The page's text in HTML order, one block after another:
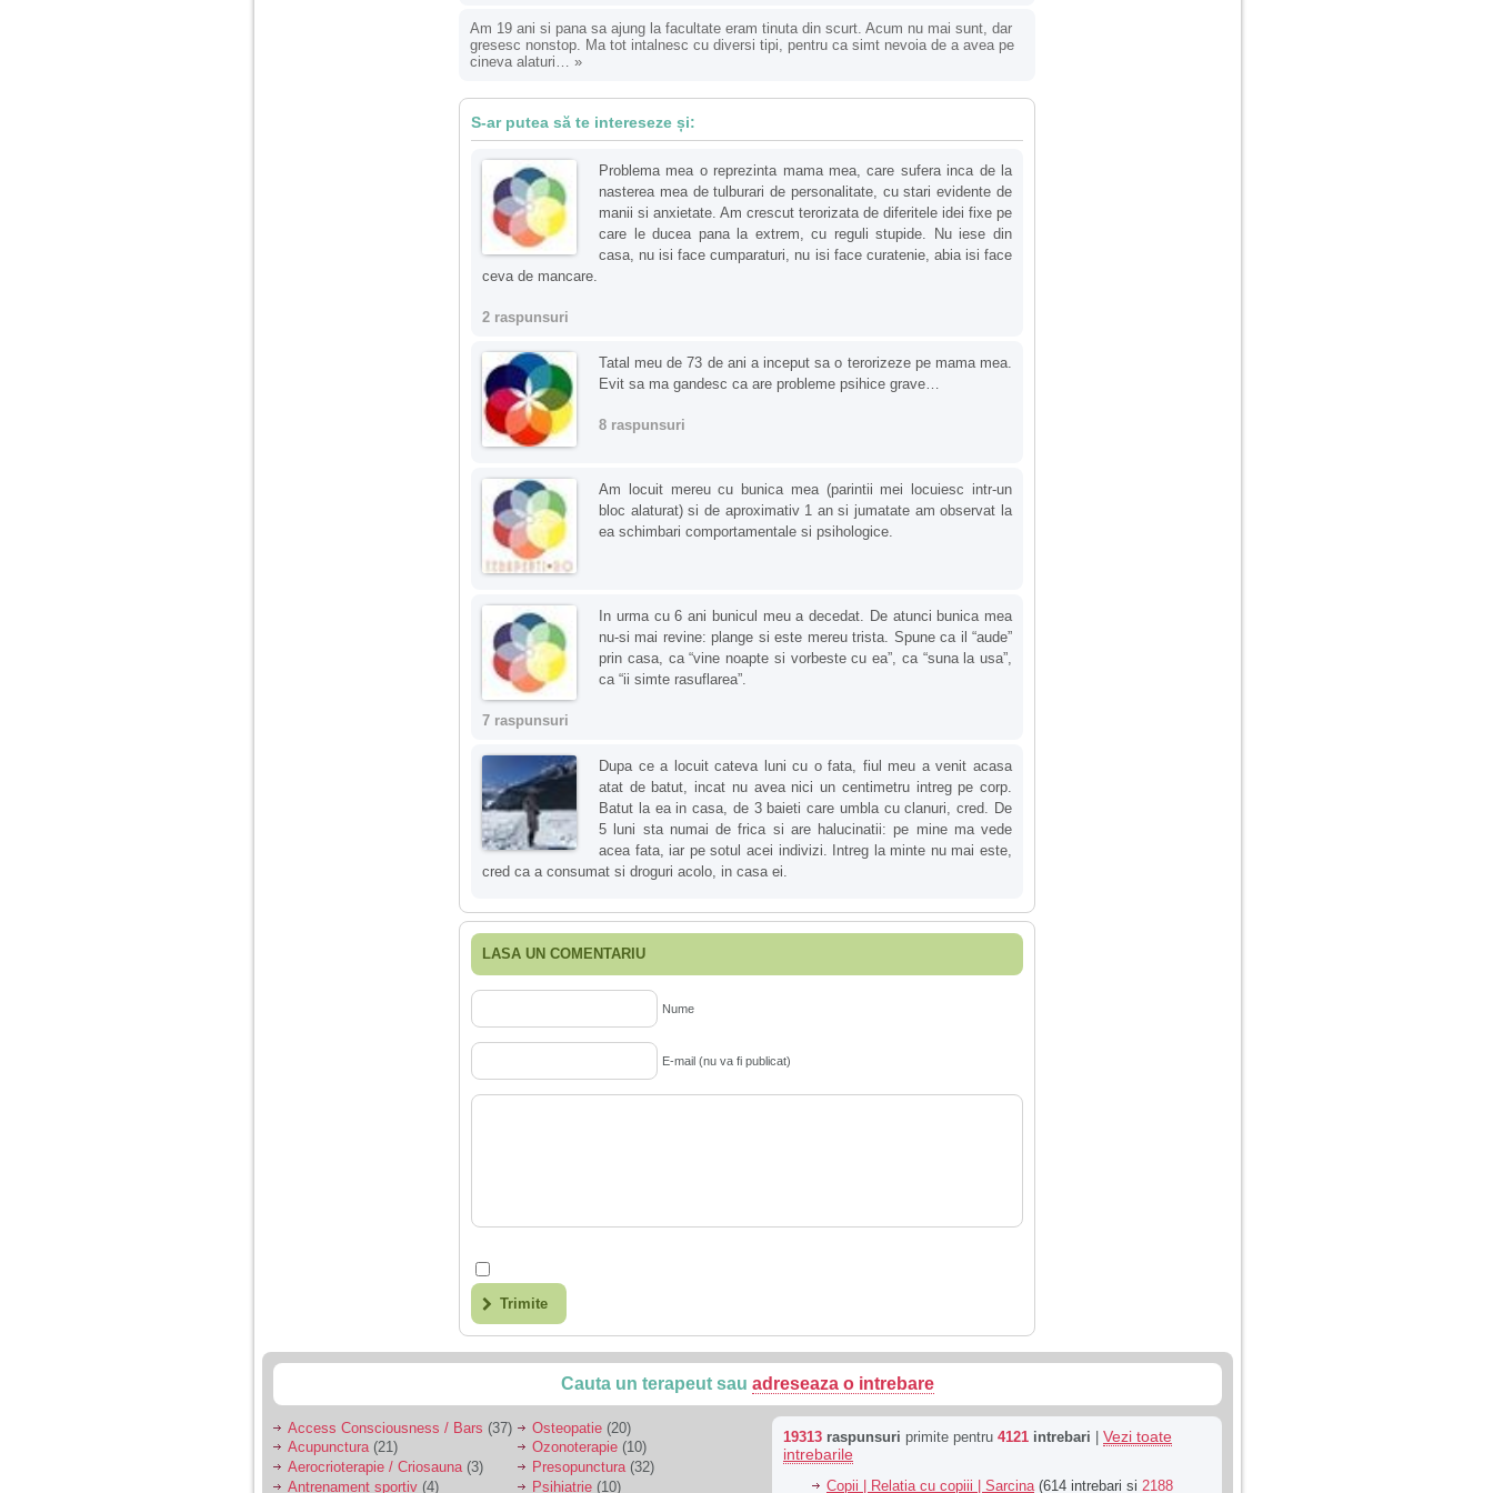
Am 19 ani si pana sa ajung la facultate eram tinuta din scurt. Acum nu mai sunt, dar
gresesc nonstop. Ma tot intalnesc cu diversi tipi, pentru ca simt nevoia de a avea pe
cineva alaturi… »
S-ar putea să te intereseze și:
Problema mea o reprezinta mama mea, care sufera inca de la
nasterea mea de tulburari de personalitate, cu stari evidente de
manii si anxietate. Am crescut terorizata de diferitele idei fixe pe
care le ducea pana la extrem, cu reguli stupide. Nu iese din
casa, nu isi face cumparaturi, nu isi face curatenie, abia isi face
ceva de mancare.
2 raspunsuri
Tatal meu de 73 de ani a inceput sa o terorizeze pe mama mea.
Evit sa ma gandesc ca are probleme psihice grave…
8 raspunsuri
Am locuit mereu cu bunica mea (parintii mei locuiesc intr-un
bloc alaturat) si de aproximativ 1 an si jumatate am observat la
ea schimbari comportamentale si psihologice.
In urma cu 6 ani bunicul meu a decedat. De atunci bunica mea
nu-si mai revine: plange si este mereu trista. Spune ca il “aude”
prin casa, ca “vine noapte si vorbeste cu ea”, ca “suna la usa”,
ca “ii simte rasuflarea”.
7 raspunsuri
Dupa ce a locuit cateva luni cu o fata, fiul meu a venit acasa
atat de batut, incat nu avea nici un centimetru intreg pe corp.
Batut la ea in casa, de 3 baieti care umbla cu clanuri, cred. De
5 luni sta numai de frica si are halucinatii: pe mine ma vede
acea fata, iar pe sotul acei indivizi. Intreg la minte nu mai este,
cred ca a consumat si droguri acolo, in casa ei.
LASA UN COMENTARIU
Nume
E-mail (nu va fi publicat)
Trimite
Cauta un terapeut sau adreseaza o intrebare
Access Consciousness / Bars (37)
Acupunctura(21)
Aerocrioterapie / Criosauna (3)
Antrenament sportiv (4)
Osteopatie (20)
Ozonoterapie (10)
Presopunctura (32)
Psihiatrie (10)
19313 raspunsuri primite pentru 4121 intrebari
Vezi toate
intrebarile
Copii | Relatia cu copiii | Sarcina(614 intrebari si 2188